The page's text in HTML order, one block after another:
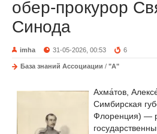
обер-прокурор
Синода
imha 31-05-2026, 00:53 6
База знаний Ассоциации / "А"
Ахма́тов,
Симбирская
Флоренция) —